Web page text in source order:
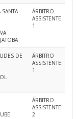
SANTA
ÁRBITRO
ASSISTENTE
1
DE
ÁRBITRO
ASSISTENTE
1
ÁRBITRO
ASSISTENTE
2